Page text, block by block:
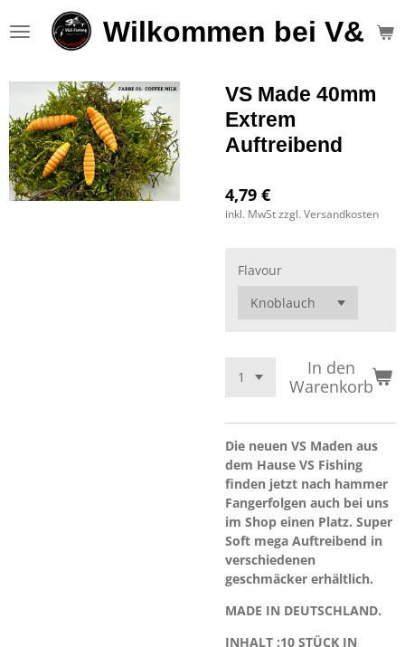
Hauptinhalt
Wilkommen bei V&S
VS Made 40mm
Extrem
Auftreibend
4,79 €
inkl. MwSt zzgl. Versandkosten
Flavour
In den
Warenkorb
Die neuen VS Maden aus
dem Hause VS Fishing
finden jetzt nach hammer
Fangerfolgen auch bei uns
im Shop einen Platz. Super
Soft mega Auftreibend in
verschiedenen
geschmäcker erhältlich.
MADE IN DEUTSCHLAND.
INHALT :10 STÜCK IN